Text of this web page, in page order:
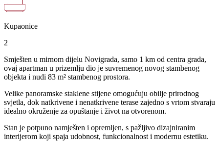
Kupaonice
2
Smješten u mirnom dijelu Novigrada, samo 1 km od centra grada,
ovaj apartman u prizemlju dio je suvremenog novog stambenog
objekta i nudi 83 m² stambenog prostora.
Velike panoramske staklene stijene omogućuju obilje prirodnog
svjetla, dok natkrivene i nenatkrivene terase zajedno s vrtom stvaraju
idealno okruženje za opuštanje i život na otvorenom.
Stan je potpuno namješten i opremljen, s pažljivo dizajniranim
interijerom koji spaja udobnost, funkcionalnost i modernu estetiku.